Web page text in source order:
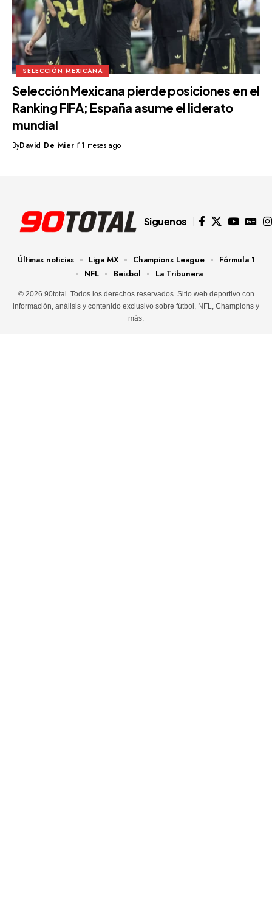
SELECCIÓN MEXICANA
Selección Mexicana pierde posiciones en el
Ranking FIFA; España asume el liderato
mundial
ByDavid De Mier 11 meses ago
Siguenos
© 2026 90total. Todos los derechos reservados. Sitio web deportivo con
información, análisis y contenido exclusivo sobre fútbol, NFL, Champions y
más.
Últimas noticias Liga MX Champions League
Fórmula 1
NFL
Beisbol La Tribunera